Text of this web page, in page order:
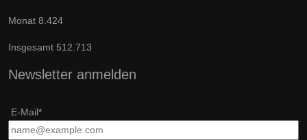
Monat 8.424
Insgesamt 512.713
Newsletter anmelden
E-Mail*